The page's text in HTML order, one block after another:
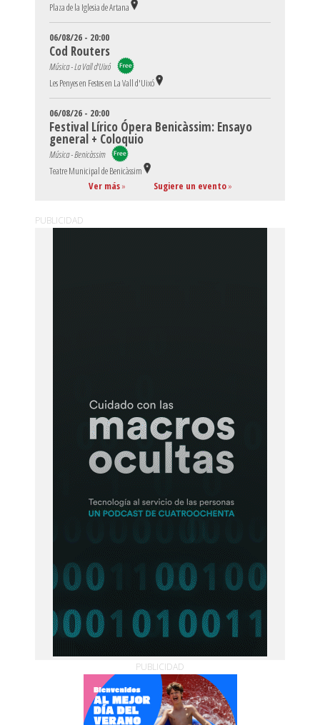
Plaza de la Iglesia de Artana
06/08/26 - 20:00
Cod Routers
Música - La Vall d'Uixó
Les Penyes en Festes en La Vall d'Uixó
06/08/26 - 20:00
Festival Lírico Ópera Benicàssim: Ensayo
general + Coloquio
Música - Benicàssim
Teatre Municipal de Benicàssim
Ver más» Sugiere un evento»
PUBLICIDAD
PUBLICIDAD